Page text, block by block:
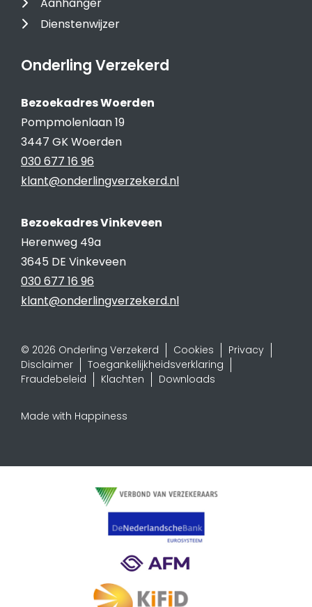
Dienstenwijzer
Onderling Verzekerd
Bezoekadres Woerden
Pompmolenlaan 19
3447 GK Woerden
030 677 16 96
klant@onderlingverzekerd.nl
Bezoekadres Vinkeveen
Herenweg 49a
3645 DE Vinkeveen
030 677 16 96
klant@onderlingverzekerd.nl
© 2026 Onderling Verzekerd Cookies
Privacy
Disclaimer
Toegankelijkheidsverklaring
Fraudebeleid
Klachten Downloads
Made with Happiness